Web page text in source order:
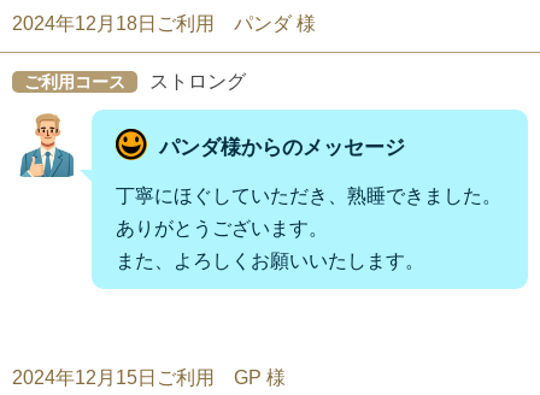
2024年12月18日ご利用 パンダ 様
ご利用コース ストロング
パンダ様からのメッセージ
丁寧にほぐしていただき、熟睡できました。
ありがとうございます。
また、よろしくお願いいたします。
2024年12月15日ご利用 GP 様